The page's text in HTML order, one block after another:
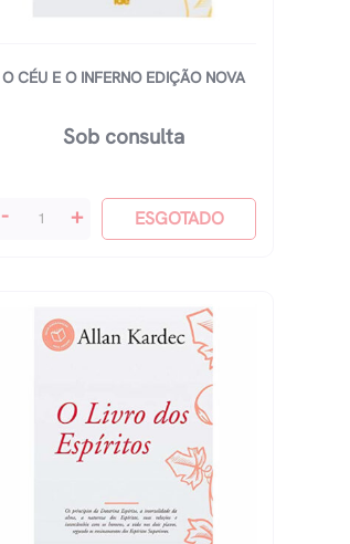
O CÉU E O INFERNO EDIÇÃO NOVA
Sob consulta
O
Inferno
Edição
quantidade
- + ESGOTADO